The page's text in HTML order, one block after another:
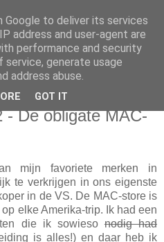
- De obligate MAC-
mijn favoriete merken in
te verkrijgen in ons eigenste
in de VS. De MAC-store is
elke Amerika-trip. Ik had een
die ik sowieso nodig had
is alles!) en daar heb ik
Google to deliver its services
address and user-agent are
performance and security
generate usage
address abuse.
GOT IT